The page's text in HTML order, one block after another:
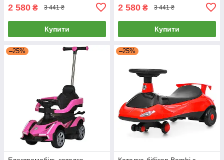
2 580 ₴ 3 441 ₴
Купити
2 580 ₴ 3 441 ₴
Купити
–25% –25%